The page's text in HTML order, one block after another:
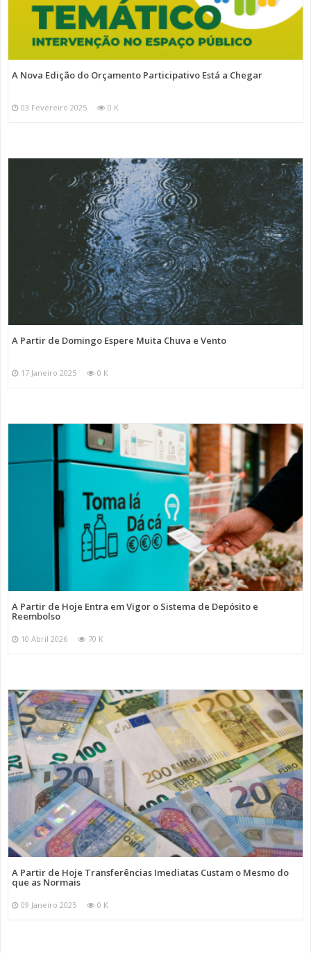
A Nova Edição do Orçamento Participativo Está a Chegar
03 Fevereiro 2025 0 K
A Partir de Domingo Espere Muita Chuva e Vento
17 Janeiro 2025 0 K
A Partir de Hoje Entra em Vigor o Sistema de Depósito e
Reembolso
10 Abril 2026 70 K
A Partir de Hoje Transferências Imediatas Custam o Mesmo do
que as Normais
09 Janeiro 2025 0 K